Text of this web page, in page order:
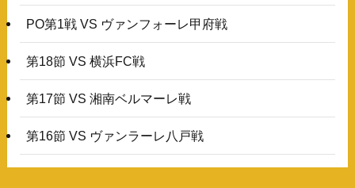
PO第1戦 VS ヴァンフォーレ甲府戦
第18節 VS 横浜FC戦
第17節 VS 湘南ベルマーレ戦
第16節 VS ヴァンラーレ八戸戦